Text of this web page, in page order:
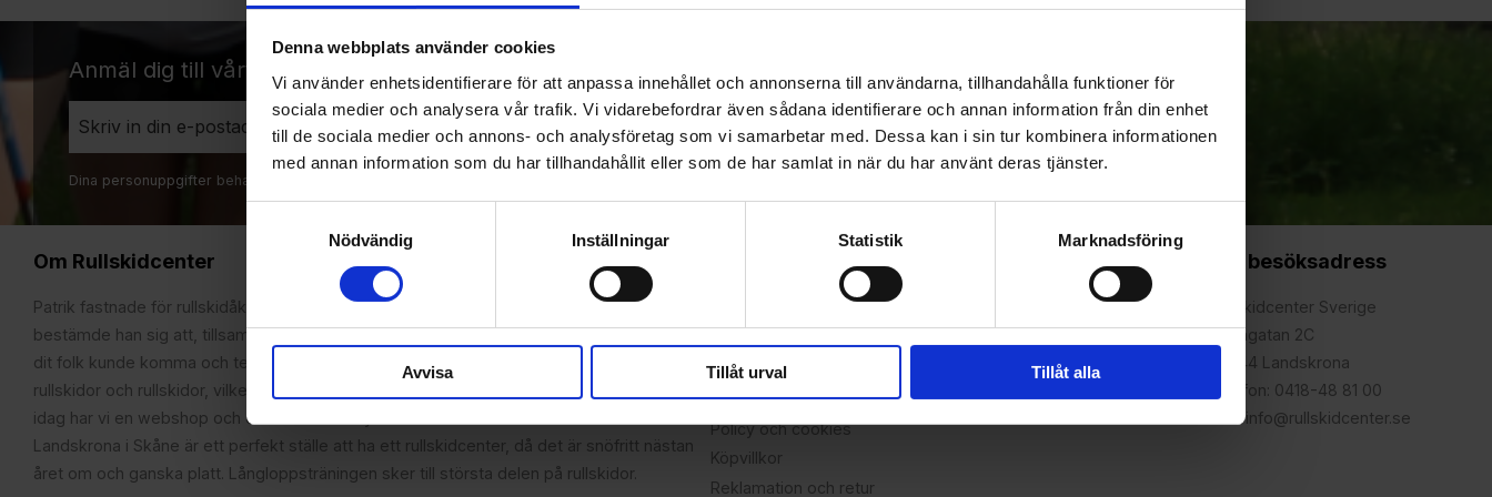
Denna webbplats använder cookies
Vi använder enhetsidentifierare för att anpassa innehållet och annonserna till användarna, tillhandahålla funktioner för
sociala medier och analysera vår trafik. Vi vidarebefordrar även sådana identifierare och annan information från din enhet
till de sociala medier och annons- och analysföretag som vi samarbetar med. Dessa kan i sin tur kombinera informationen
med annan information som du har tillhandahållit eller som de har samlat in när du har använt deras tjänster.
Nödvändig
Inställningar Statistik Marknadsföring
Avvisa Tillåt urval Tillåt alla
Anmäl dig till vårt nyhetsbrev!
Prenumerera
Dina personuppgifter behandlas i enlighet med vår
Om Rullskidcenter
Patrik fastnade för rullskidåkning i samband med sin Vasaloppsträning 2004. 2010
bestämde han sig att, tillsammans med fadern Lars, starta ett rullskidcenter i Landskrona
dit folk kunde komma och testa rullskidor. Patrik hade märkt att det var stor skillnad på
rullskidor och rullskidor, vilket det inte gick att läsa sig till. Sedan har det "rullat på" och
idag har vi en webshop och en välsorterad fysisk butik med tillhörande testbana utomhus.
Landskrona i Skåne är ett perfekt ställe att ha ett rullskidcenter, då det är snöfritt nästan
året om och ganska platt. Långloppsträningen sker till största delen på rullskidor.
Mina sidor
Om oss
Policy och cookies
Köpvillkor
Reklamation och retur
Vår besöksadress
Rullskidcenter Sverige
Björngatan 2C
261 44 Landskrona
Telefon: 0418-48 81 00
Mail: info@rullskidcenter.se